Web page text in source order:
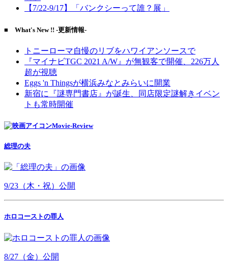
【7/22-9/17】「バンクシーって誰？展」
■ What's New !! -更新情報-
トニーローマ自慢のリブをハワイアンソースで
『マイナビTGC 2021 A/W』が無観客で開催、226万人
超が視聴
Eggs 'n Thingsが横浜みなとみらいに開業
新宿に『謎専門書店』が誕生、同店限定謎解きイベン
トも常時開催
Movie-Review
総理の夫
9/23（木・祝）公開
ホロコーストの罪人
8/27（金）公開